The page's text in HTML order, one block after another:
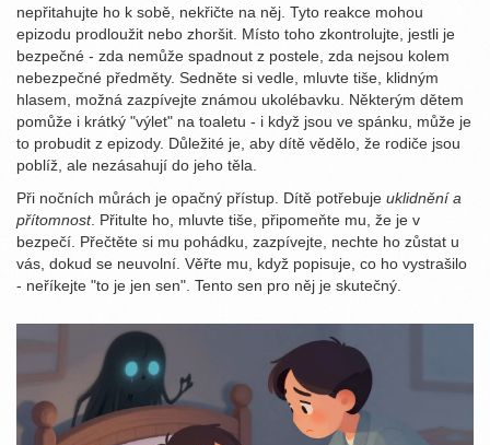
nepřitahujte ho k sobě, nekřičte na něj. Tyto reakce mohou
epizodu prodloužit nebo zhoršit. Místo toho zkontrolujte, jestli je
bezpečné - zda nemůže spadnout z postele, zda nejsou kolem
nebezpečné předměty. Sedněte si vedle, mluvte tiše, klidným
hlasem, možná zazpívejte známou ukolébavku. Některým dětem
pomůže i krátký "výlet" na toaletu - i když jsou ve spánku, může je
to probudit z epizody. Důležité je, aby dítě vědělo, že rodiče jsou
poblíž, ale nezásahují do jeho těla.
Při nočních můrách je opačný přístup. Dítě potřebuje uklidnění a
přítomnost. Přitulte ho, mluvte tiše, připomeňte mu, že je v
bezpečí. Přečtěte si mu pohádku, zazpívejte, nechte ho zůstat u
vás, dokud se neuvolní. Věřte mu, když popisuje, co ho vystrašilo
- neříkejte "to je jen sen". Tento sen pro něj je skutečný.